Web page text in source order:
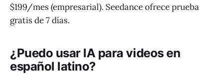
$199/mes (empresarial). Seedance ofrece prueba
gratis de 7 días.
¿Puedo usar IA para videos en
español latino?